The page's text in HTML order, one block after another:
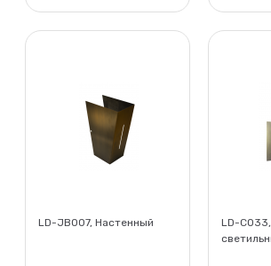
Нет в наличии
Нет
LD-JB007, Настенный
LD-